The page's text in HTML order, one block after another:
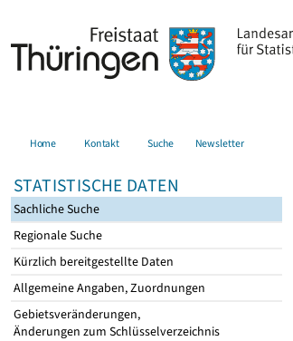
Home Kontakt Suche Newsletter
STATISTISCHE DATEN
Sachliche Suche
Regionale Suche
Kürzlich bereitgestellte Daten
Allgemeine Angaben, Zuordnungen
Gebietsveränderungen,
Änderungen zum Schlüsselverzeichnis